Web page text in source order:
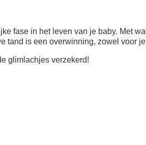
fase in het leven van je baby. Met
tand is een overwinning, zowel voor
glimlachjes verzekerd!